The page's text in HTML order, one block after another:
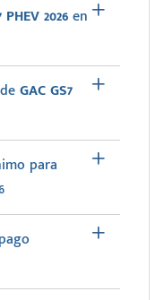
PHEV 2026en
GAC GS7
para